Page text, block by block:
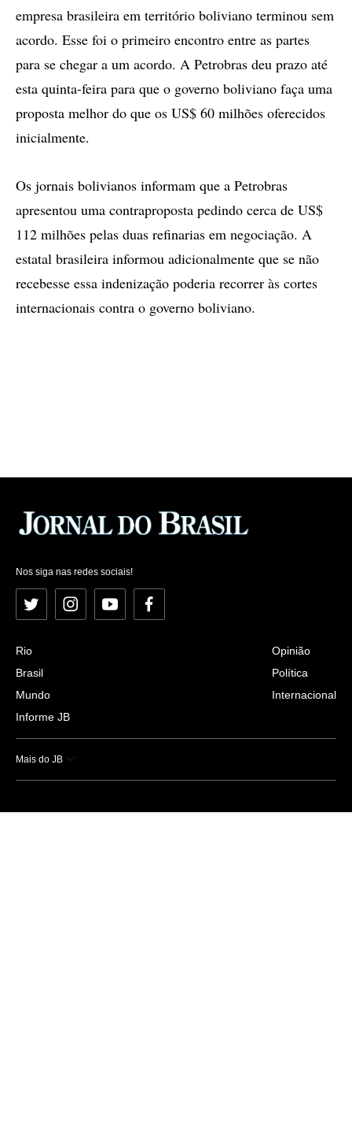
empresa brasileira em território boliviano terminou sem
acordo. Esse foi o primeiro encontro entre as partes
para se chegar a um acordo. A Petrobras deu prazo até
esta quinta-feira para que o governo boliviano faça uma
proposta melhor do que os US$ 60 milhões oferecidos
inicialmente.
Os jornais bolivianos informam que a Petrobras
apresentou uma contraproposta pedindo cerca de US$
112 milhões pelas duas refinarias em negociação. A
estatal brasileira informou adicionalmente que se não
recebesse essa indenização poderia recorrer às cortes
internacionais contra o governo boliviano.
Nos siga nas redes sociais!
Twitter InstagramYouTubeFacebook
Rio
Brasil
Mundo
Informe JB
Opinião
Política
Internacional
Mais do JB
Esportes